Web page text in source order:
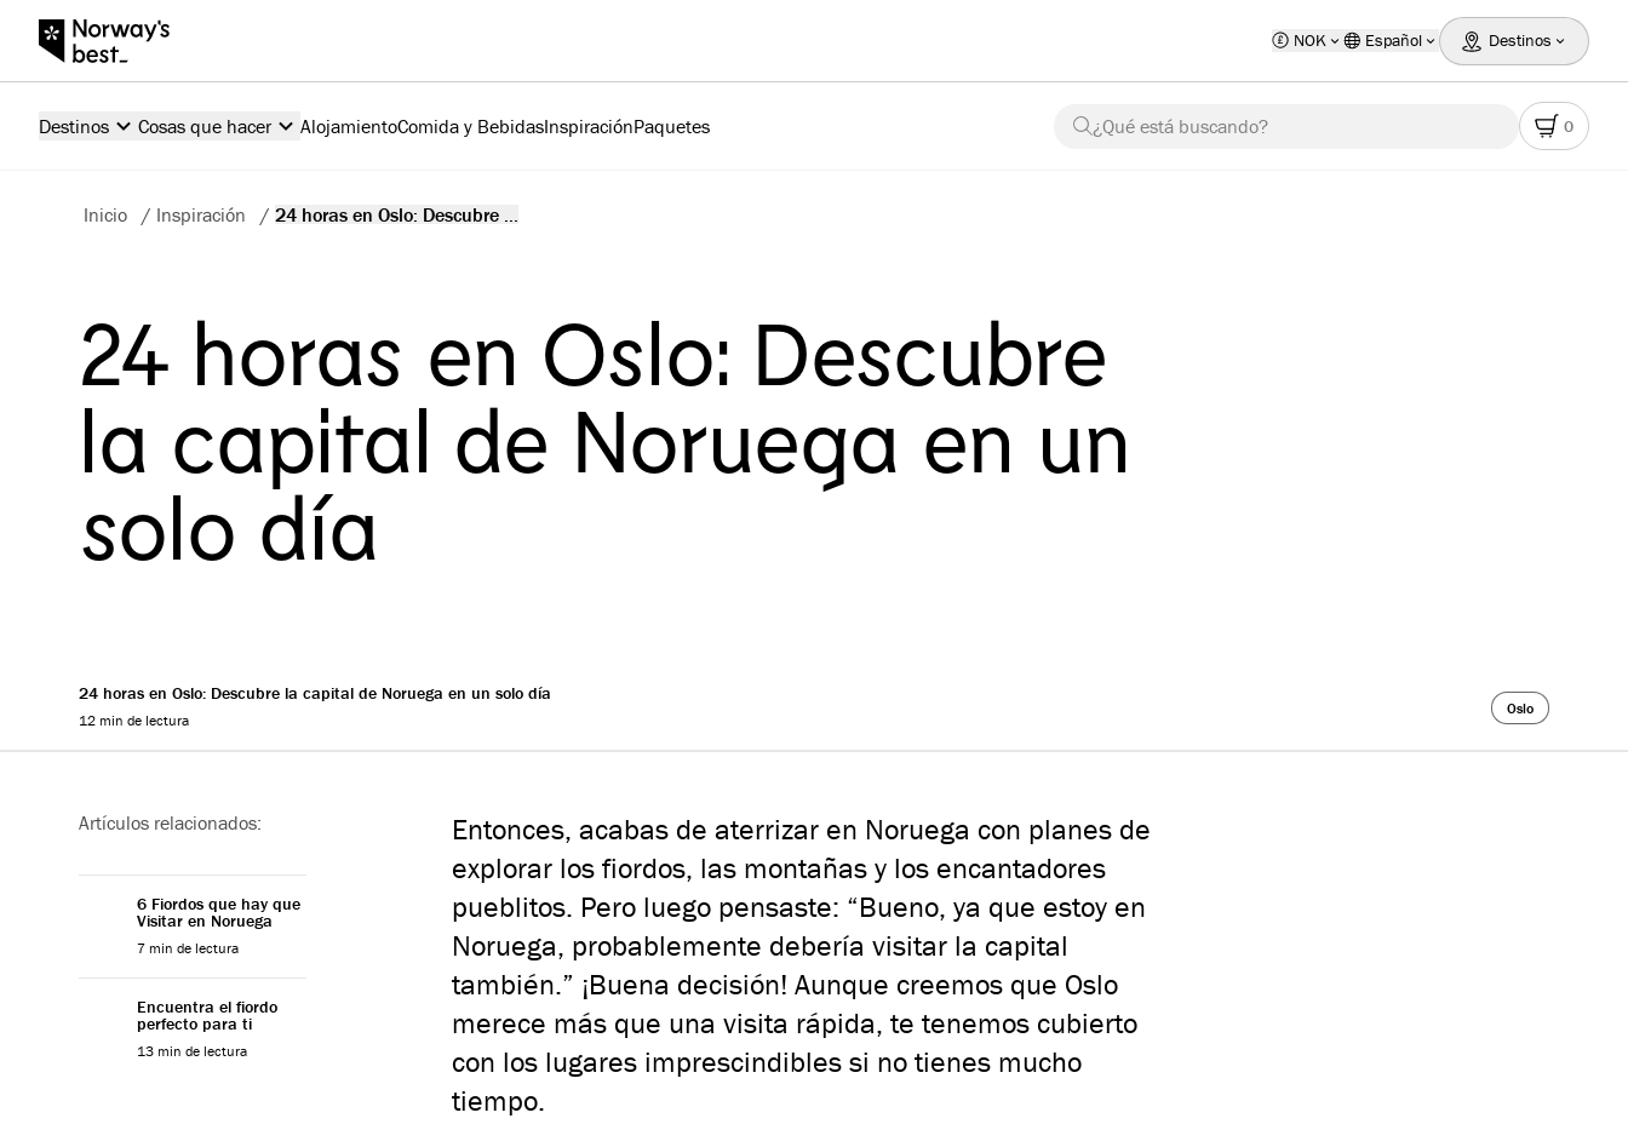
NOK Español Destinos
Destinos Cosas que hacer AlojamientoComida y BebidasInspiraciónPaquetes ¿Qué está buscando? 0
Inicio / Inspiración / 24 horas en Oslo: Descubre ...
24 horas en Oslo: Descubre
la capital de Noruega en un
solo día
Oslo
24 horas en Oslo: Descubre la capital de Noruega en un solo día
12 min de lectura
Artículos relacionados:
6 Fiordos que hay que
Visitar en Noruega
7 min de lectura
Encuentra el fiordo
perfecto para ti
13 min de lectura
Entonces, acabas de aterrizar en Noruega con planes de
explorar los fiordos, las montañas y los encantadores
pueblitos. Pero luego pensaste: “Bueno, ya que estoy en
Noruega, probablemente debería visitar la capital
también.” ¡Buena decisión! Aunque creemos que Oslo
merece más que una visita rápida, te tenemos cubierto
con los lugares imprescindibles si no tienes mucho
tiempo.